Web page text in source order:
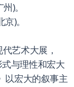
)。
)。
艺术大展，
式与理性和宏大
以宏大的叙事主